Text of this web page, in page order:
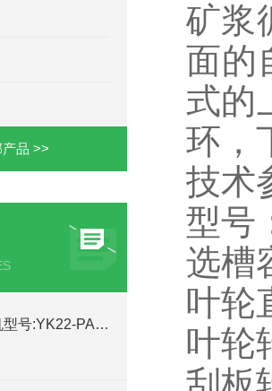
品 >>
葡萄汁糖酸一体机型号:YK22-PAL-BX/ACID2的技术参数
矿浆
面的
式的
环，
技术
型号
选槽
叶轮
叶轮